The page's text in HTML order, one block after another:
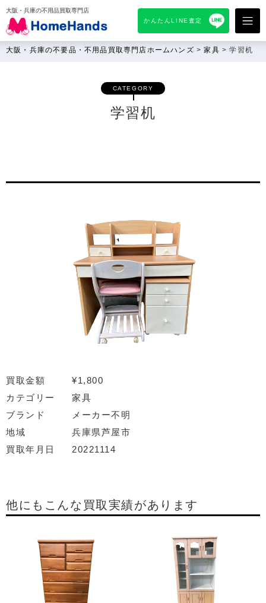
大阪・兵庫の不用品買取専門店
かんたんLINE査定
大阪・兵庫の不要品・不用品買取専門店ホームハンズ >家具 >学習机
CATEGORY
学習机
買取金額
¥1,800
カテゴリー
家具
ブランド
メーカー不明
地域
兵庫県芦屋市
買取年月日
20221114
他にもこんな買取実績があります